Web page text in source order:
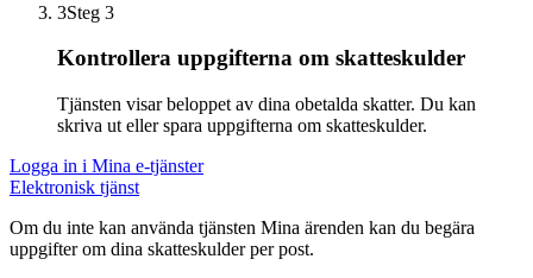
3Steg 3
Kontrollera uppgifterna om skatteskulder
Tjänsten visar beloppet av dina obetalda skatter. Du kan
skriva ut eller spara uppgifterna om skatteskulder.
Logga in i Mina e-tjänster
Elektronisk tjänst
Om du inte kan använda tjänsten Mina ärenden kan du begära
uppgifter om dina skatteskulder per post.